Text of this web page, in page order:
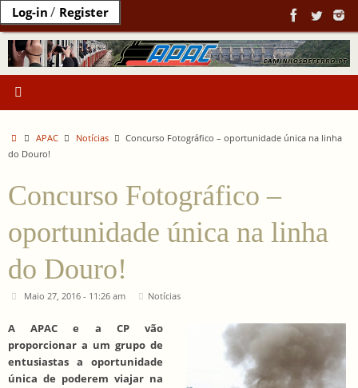
Log-in / Register
para
conteúdo
HomeAPAC Notícias
Concurso Fotográfico – oportunidade única na linha
do Douro!
Concurso Fotográfico –
oportunidade única na linha
do Douro!
Maio 27, 2016 - 11:26 am Notícias
A APAC e a CP vão
proporcionar a um grupo de
entusiastas a oportunidade
única de poderem viajar na